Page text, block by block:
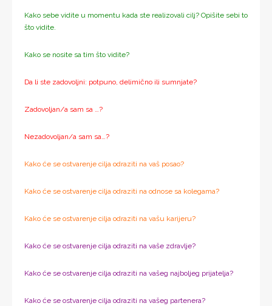
Kako sebe vidite u momentu kada ste realizovali cilj? Opišite sebi to
što vidite.
Kako se nosite sa tim što vidite?
Da li ste zadovoljni: potpuno, delimično ili sumnjate?
Zadovoljan/a sam sa …?
Nezadovoljan/a sam sa…?
Kako će se ostvarenje cilja odraziti na vaš posao?
Kako će se ostvarenje cilja odraziti na odnose sa kolegama?
Kako će se ostvarenje cilja odraziti na vašu karijeru?
Kako će se ostvarenje cilja odraziti na vaše zdravlje?
Kako će se ostvarenje cilja odraziti na vašeg najboljeg prijatelja?
Kako će se ostvarenje cilja odraziti na vašeg partenera?